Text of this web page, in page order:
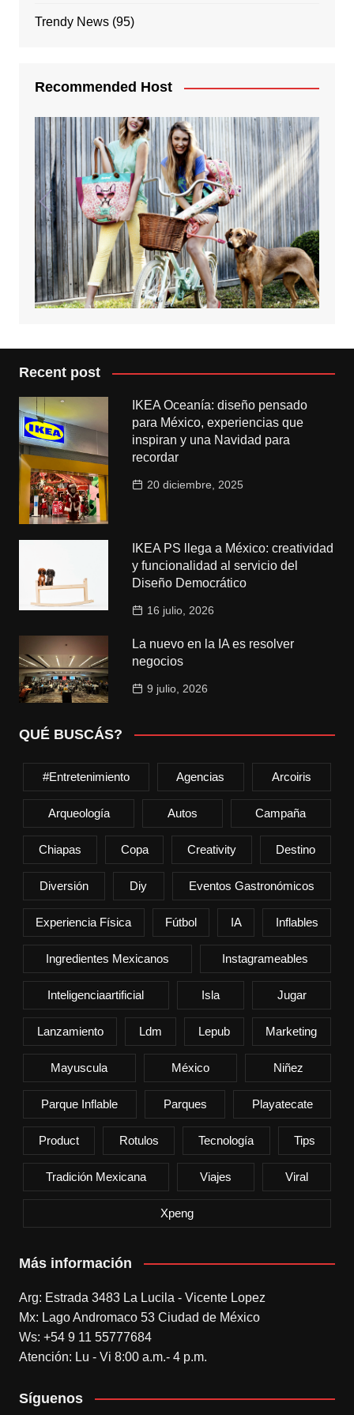
Trendy News(95)
Recommended Host
Recent post
IKEA Oceanía: diseño pensado
para México, experiencias que
inspiran y una Navidad para
recordar
20 diciembre, 2025
IKEA PS llega a México: creatividad
y funcionalidad al servicio del
Diseño Democrático
16 julio, 2026
La nuevo en la IA es resolver
negocios
9 julio, 2026
QUÉ BUSCÁS?
#entretenimiento Agencias Arcoiris
Arqueología Autos Campaña
Chiapas Copa Creativity Destino
Diversión Diy Eventos Gastronómicos
Experiencia Física Fútbol IA Inflables
Ingredientes Mexicanos Instagrameables
Inteligenciaartificial Isla Jugar
Lanzamiento Ldm Lepub Marketing
Mayuscula México Niñez
Parque Inflable Parques Playatecate
Product Rotulos Tecnología Tips
Tradición Mexicana Viajes Viral
Xpeng
Más información
Arg: Estrada 3483 La Lucila - Vicente Lopez
Mx: Lago Andromaco 53 Ciudad de México
Ws: +54 9 11 55777684
Atención: Lu - Vi 8:00 a.m.- 4 p.m.
Síguenos